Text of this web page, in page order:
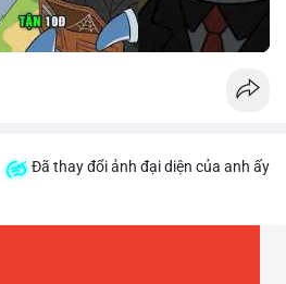
Đã thay đổi ảnh đại diện của anh ấy